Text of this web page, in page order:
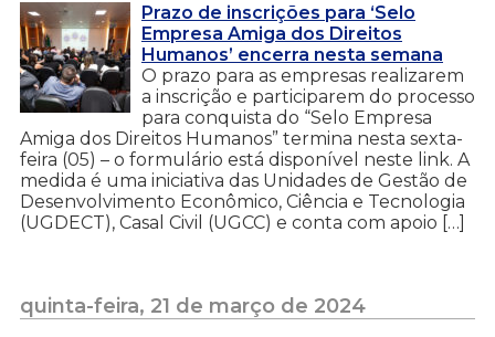
Prazo de inscrições para ‘Selo
Empresa Amiga dos Direitos
Humanos’ encerra nesta semana
O prazo para as empresas realizarem
a inscrição e participarem do processo
para conquista do “Selo Empresa
Amiga dos Direitos Humanos” termina nesta sexta-
feira (05) – o formulário está disponível neste link. A
medida é uma iniciativa das Unidades de Gestão de
Desenvolvimento Econômico, Ciência e Tecnologia
(UGDECT), Casal Civil (UGCC) e conta com apoio […]
quinta-feira, 21 de março de 2024